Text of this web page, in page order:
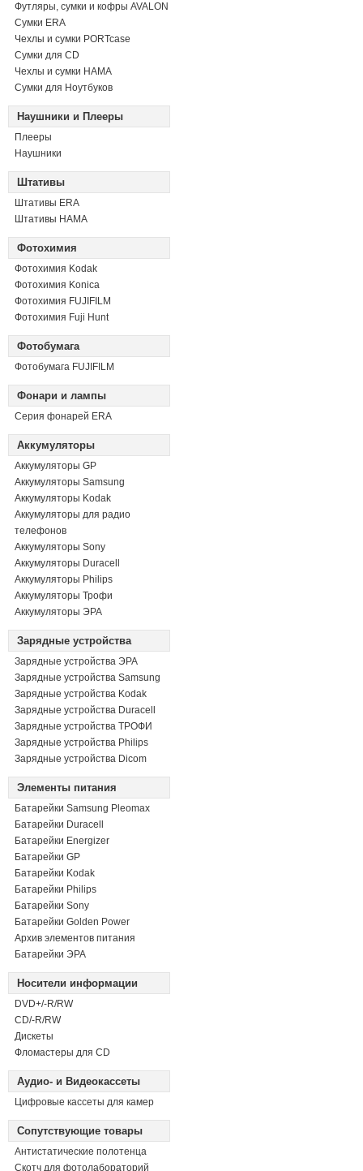
Футляры, сумки и кофры AVALON
Сумки ERA
Чехлы и сумки PORTcase
Сумки для CD
Чехлы и сумки HAMA
Сумки для Ноутбуков
Наушники и Плееры
Плееры
Наушники
Штативы
Штативы ERA
Штативы HAMA
Фотохимия
Фотохимия Kodak
Фотохимия Konica
Фотохимия FUJIFILM
Фотохимия Fuji Hunt
Фотобумага
Фотобумага FUJIFILM
Фонари и лампы
Серия фонарей ERA
Аккумуляторы
Аккумуляторы GP
Аккумуляторы Samsung
Аккумуляторы Kodak
Аккумуляторы для радио
телефонов
Аккумуляторы Sony
Аккумуляторы Duracell
Аккумуляторы Philips
Аккумуляторы Трофи
Аккумуляторы ЭРА
Зарядные устройства
Зарядные устройства ЭРА
Зарядные устройства Samsung
Зарядные устройства Kodak
Зарядные устройства Duracell
Зарядные устройства ТРОФИ
Зарядные устройства Philips
Зарядные устройства Dicom
Элементы питания
Батарейки Samsung Pleomax
Батарейки Duracell
Батарейки Energizer
Батарейки GP
Батарейки Kodak
Батарейки Philips
Батарейки Sony
Батарейки Golden Power
Архив элементов питания
Батарейки ЭРА
Носители информации
DVD+/-R/RW
СD/-R/RW
Дискеты
Фломастеры для CD
Аудио- и Видеокассеты
Цифровые кассеты для камер
Сопутствующие товары
Антистатические полотенца
Скотч для фотолабораторий